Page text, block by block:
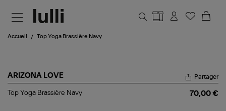
Accueil Top Yoga Brassière Navy
ARIZONA LOVE
Top
Partager
Top Yoga Brassière Navy 70,00 €